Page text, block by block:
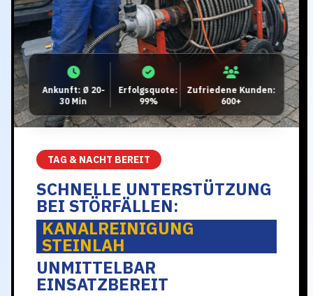
Ankunft: Ø 20-
30 Min
Erfolgsquote:
99%
Zufriedene Kunden:
600+
TAG & NACHT BEREIT
SCHNELLE UNTERSTÜTZUNG
BEI STÖRFÄLLEN:
KANALREINIGUNG
STEINLAH
UNMITTELBAR
EINSATZBEREIT